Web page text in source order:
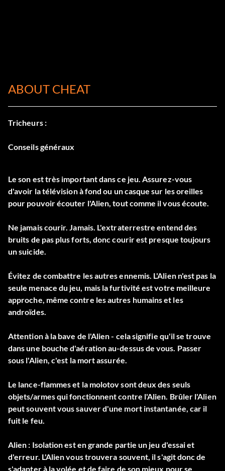
ABOUT CHEAT
Tricheurs :
Conseils généraux
Le son est très important dans ce jeu. Assurez-vous
d'avoir la télévision à fond ou un casque sur les oreilles
pour pouvoir écouter l'Alien, tout comme il vous écoute.
Ne jamais courir. Jamais. L'extraterrestre entend des
bruits de pas plus forts, donc courir est presque toujours
un suicide.
Évitez de combattre les autres ennemis. L'Alien n'est pas la
seule menace du jeu, mais la furtivité est votre meilleure
approche, même contre les autres humains et les
androïdes.
Attention à la bave de l'Alien - cela signifie qu'il se trouve
dans une bouche d'aération au-dessus de vous. Passer
sous l'Alien, c'est la mort assurée.
Le lance-flammes et la molotov sont deux des seuls
objets/armes qui fonctionnent contre l'Alien. Brûler l'Alien
peut souvent vous sauver d'une mort instantanée, car il
fuit le feu.
Alien : Isolation est en grande partie un jeu d'essai et
d'erreur. L'Alien vous trouvera souvent, il s'agit donc de
s'adapter à la volée et de faire de son mieux pour se